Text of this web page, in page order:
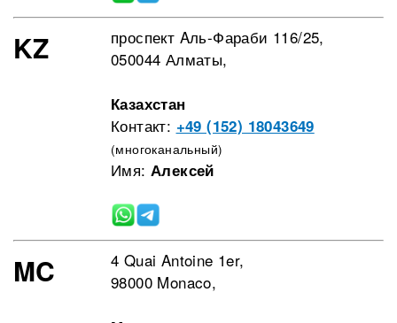
KZ
проспект Aль-Фараби 116/25,
050044 Алматы,
Казахстан
Контакт: +49 (152) 18043649
(многоканальный)
Имя: Алексей
MC
4 Quai Antoine 1er,
98000 Monaco,